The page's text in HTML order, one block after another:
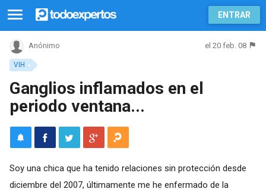
ENTRAR
VIH
Anónimo el 20 feb. 08
Ganglios inflamados en el
periodo ventana...
Soy una chica que ha tenido relaciones sin protección desde
diciembre del 2007, últimamente me he enfermado de la